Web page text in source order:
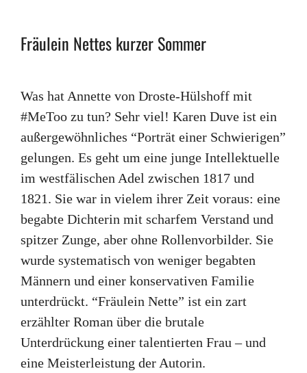
Fräulein Nettes kurzer Sommer
Was hat Annette von Droste-Hülshoff mit
#MeToo zu tun? Sehr viel! Karen Duve ist ein
außergewöhnliches “Porträt einer Schwierigen”
gelungen. Es geht um eine junge Intellektuelle
im westfälischen Adel zwischen 1817 und
1821. Sie war in vielem ihrer Zeit voraus: eine
begabte Dichterin mit scharfem Verstand und
spitzer Zunge, aber ohne Rollenvorbilder. Sie
wurde systematisch von weniger begabten
Männern und einer konservativen Familie
unterdrückt. “Fräulein Nette” ist ein zart
erzählter Roman über die brutale
Unterdrückung einer talentierten Frau – und
eine Meisterleistung der Autorin.